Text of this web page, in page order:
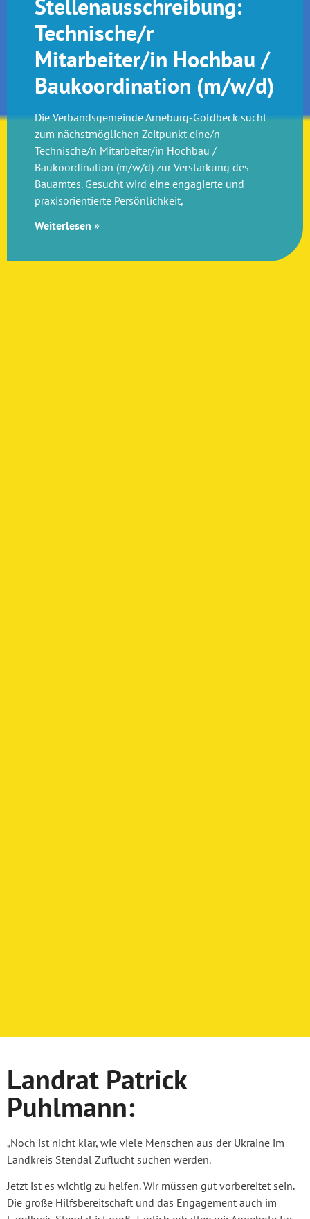
Stellenausschreibung:
Technische/r
Mitarbeiter/in Hochbau /
Baukoordination (m/w/d)
Die Verbandsgemeinde Arneburg-Goldbeck sucht
zum nächstmöglichen Zeitpunkt eine/n
Technische/n Mitarbeiter/in Hochbau /
Baukoordination (m/w/d) zur Verstärkung des
Bauamtes. Gesucht wird eine engagierte und
praxisorientierte Persönlichkeit,
Weiterlesen »
Landrat Patrick
Puhlmann:
„Noch ist nicht klar, wie viele Menschen aus der Ukraine im
Landkreis Stendal Zuflucht suchen werden.
Jetzt ist es wichtig zu helfen. Wir müssen gut vorbereitet sein.
Die große Hilfsbereitschaft und das Engagement auch im